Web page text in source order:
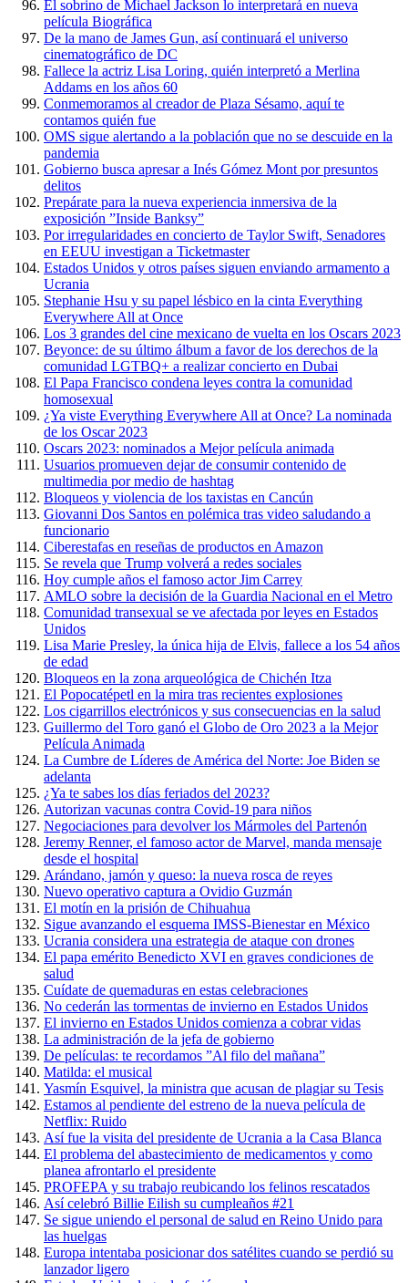
El sobrino de Michael Jackson lo interpretará en nueva
película Biográfica
De la mano de James Gun, así continuará el universo
cinematográfico de DC
Fallece la actriz Lisa Loring, quién interpretó a Merlina
Addams en los años 60
Conmemoramos al creador de Plaza Sésamo, aquí te
contamos quién fue
OMS sigue alertando a la población que no se descuide en la
pandemia
Gobierno busca apresar a Inés Gómez Mont por presuntos
delitos
Prepárate para la nueva experiencia inmersiva de la
exposición ”Inside Banksy”
Por irregularidades en concierto de Taylor Swift, Senadores
en EEUU investigan a Ticketmaster
Estados Unidos y otros países siguen enviando armamento a
Ucrania
Stephanie Hsu y su papel lésbico en la cinta Everything
Everywhere All at Once
Los 3 grandes del cine mexicano de vuelta en los Oscars 2023
Beyonce: de su último álbum a favor de los derechos de la
comunidad LGTBQ+ a realizar concierto en Dubai
El Papa Francisco condena leyes contra la comunidad
homosexual
¿Ya viste Everything Everywhere All at Once? La nominada
de los Oscar 2023
Oscars 2023: nominados a Mejor película animada
Usuarios promueven dejar de consumir contenido de
multimedia por medio de hashtag
Bloqueos y violencia de los taxistas en Cancún
Giovanni Dos Santos en polémica tras video saludando a
funcionario
Ciberestafas en reseñas de productos en Amazon
Se revela que Trump volverá a redes sociales
Hoy cumple años el famoso actor Jim Carrey
AMLO sobre la decisión de la Guardia Nacional en el Metro
Comunidad transexual se ve afectada por leyes en Estados
Unidos
Lisa Marie Presley, la única hija de Elvis, fallece a los 54 años
de edad
Bloqueos en la zona arqueológica de Chichén Itza
El Popocatépetl en la mira tras recientes explosiones
Los cigarrillos electrónicos y sus consecuencias en la salud
Guillermo del Toro ganó el Globo de Oro 2023 a la Mejor
Película Animada
La Cumbre de Líderes de América del Norte: Joe Biden se
adelanta
¿Ya te sabes los días feriados del 2023?
Autorizan vacunas contra Covid-19 para niños
Negociaciones para devolver los Mármoles del Partenón
Jeremy Renner, el famoso actor de Marvel, manda mensaje
desde el hospital
Arándano, jamón y queso: la nueva rosca de reyes
Nuevo operativo captura a Ovidio Guzmán
El motín en la prisión de Chihuahua
Sigue avanzando el esquema IMSS-Bienestar en México
Ucrania considera una estrategia de ataque con drones
El papa emérito Benedicto XVI en graves condiciones de
salud
Cuídate de quemaduras en estas celebraciones
No cederán las tormentas de invierno en Estados Unidos
El invierno en Estados Unidos comienza a cobrar vidas
La administración de la jefa de gobierno
De películas: te recordamos ”Al filo del mañana”
Matilda: el musical
Yasmín Esquivel, la ministra que acusan de plagiar su Tesis
Estamos al pendiente del estreno de la nueva película de
Netflix: Ruido
Así fue la visita del presidente de Ucrania a la Casa Blanca
El problema del abastecimiento de medicamentos y como
planea afrontarlo el presidente
PROFEPA y su trabajo reubicando los felinos rescatados
Así celebró Billie Eilish su cumpleaños #21
Se sigue uniendo el personal de salud en Reino Unido para
las huelgas
Europa intentaba posicionar dos satélites cuando se perdió su
lanzador ligero